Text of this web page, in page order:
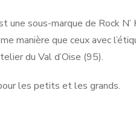
une sous-marque de Rock N’
manière que ceux avec
du Val d’Oise (95).
les petits et les grands.